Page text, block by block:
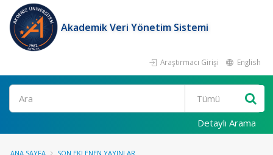
Akademik Veri Yönetim Sistemi
Araştırmacı Girişi English
Ara
Detaylı Arama
ANA SAYFA SON EKLENEN YAYINLAR